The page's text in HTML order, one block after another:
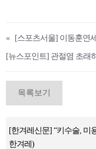
«
목록보기
[한겨레신문] “키수술, 미
한겨레)